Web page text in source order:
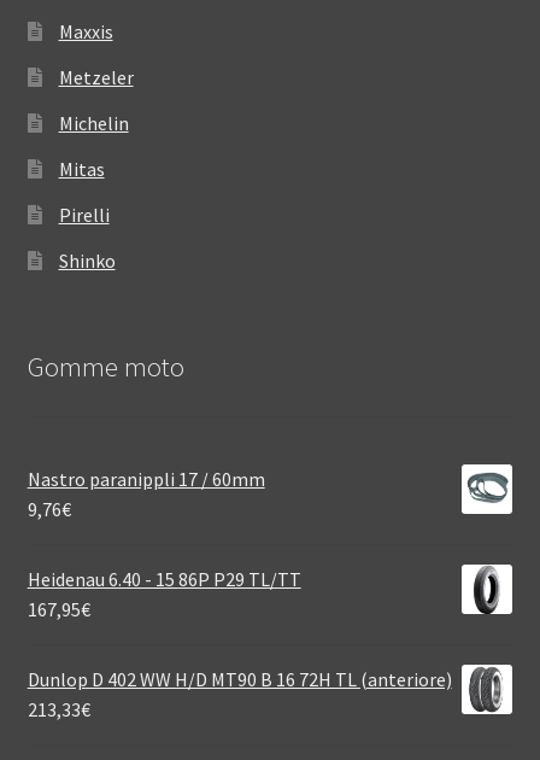
Maxxis
Metzeler
Michelin
Mitas
Pirelli
Shinko
Gomme moto
Nastro paranippli 17 / 60mm
9,76€
Heidenau 6.40 - 15 86P P29 TL/TT
167,95€
Dunlop D 402 WW H/D MT90 B 16 72H TL (anteriore)
213,33€